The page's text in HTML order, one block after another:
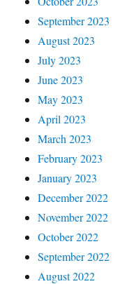
September 2023
August 2023
July 2023
June 2023
May 2023
April 2023
March 2023
February 2023
January 2023
December 2022
November 2022
October 2022
September 2022
August 2022